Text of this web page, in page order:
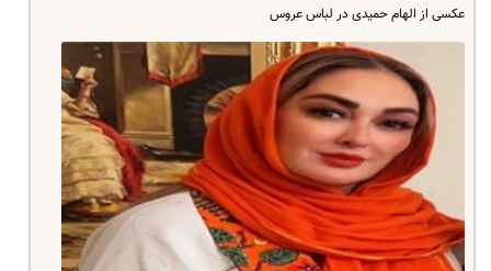
عکسی از الهام حمیدی در لباس عروس